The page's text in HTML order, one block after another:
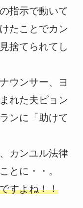
指示で動いて
たことでカン
捨てられてし
ウンサー、ヨ
れた夫ピョン
ンに「助けて
カンユル法律
とに・・。
すよね！！